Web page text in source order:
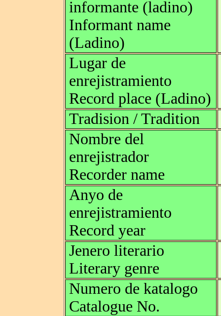
informante (ladino)
Informant name
(Ladino)
Lugar de
enrejistramiento
Record place (Ladino)
Tradision / Tradition
Nombre del
enrejistrador
Recorder name
Anyo de
enrejistramiento
Record year
Jenero literario
Literary genre
Numero de katalogo
Catalogue No.